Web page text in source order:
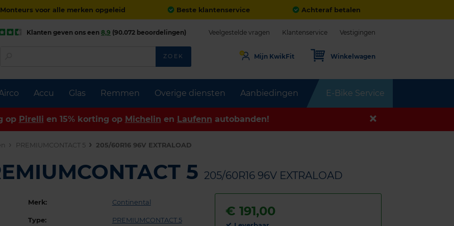
Monteurs voor alle merken opgeleid Beste klantenservice Achteraf betalen
Accu Glas Remmen Overige diensten Aanbiedingen E-Bike Service
Klanten geven ons een 8,9 (90.072 beoordelingen) Veelgestelde vragen Klantenservice Vestigingen
ZOEK Mijn KwikFit Winkelwagen
op Pirelli en 15% korting op Michelin en Laufenn autobanden!
PREMIUMCONTACT 5 205/60R16 96V EXTRALOAD
5 205/60R16 96V EXTRALOAD
Merk: Continental
Type: PREMIUMCONTACT 5
€191,00